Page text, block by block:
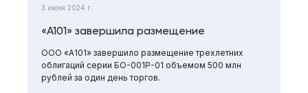
3 июня 2024 г.
«А101» завершила размещение
ООО «А101» завершило размещение трехлетних
облигаций серии БО-001Р-01 объемом 500 млн
рублей за один день торгов.